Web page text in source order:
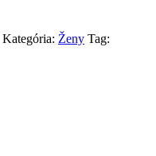
Kategória: Ženy Tag: